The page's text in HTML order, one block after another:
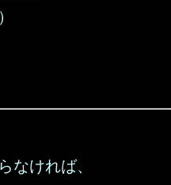
なければ、